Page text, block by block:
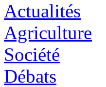
Actualités
Agriculture
Société
Débats